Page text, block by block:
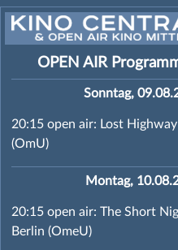
OPEN AIR
Sonntag,
20:15 open air: Lost Highway
(OmU)
Montag,
20:15 open air: The Short
Berlin (OmeU)